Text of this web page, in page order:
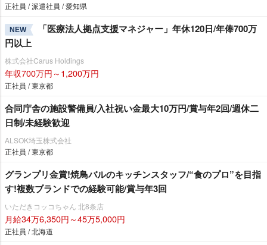
正社員 / 派遣社員 / 愛知県
NEW
「医療法人拠点支援マネジャー」年休120日/年俸700万
円以上
株式会社Carus Holdings
年収700万円～1,200万円
正社員 / 東京都
合同庁舎の施設警備員/入社祝い金最大10万円/賞与年2回/週休二
日制/未経験歓迎
ALSOK埼玉株式会社
正社員 / 東京都
グランプリ金賞!焼鳥バルのキッチンスタッフ/“食のプロ”を目指
す!複数ブランドでの経験可能/賞与年3回
いただきコッコちゃん 北8条店
月給34万6,350円～45万5,000円
正社員 / 北海道